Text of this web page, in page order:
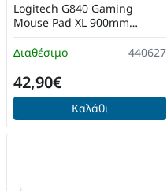
Διαθέσιμο 440627
Logitech G840 Gaming
Mouse Pad XL 900mm
Μαύρο (943-000778)
42,90€
Καλάθι